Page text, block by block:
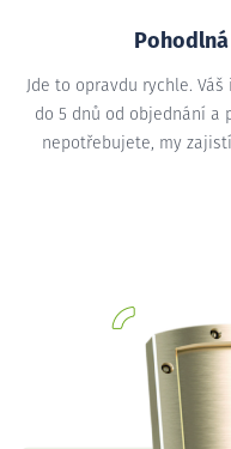
Jde to opravdu rychle.
do 5 dnů od objednání a
nepotřebujete, my